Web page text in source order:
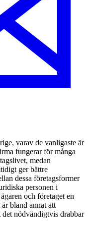
varav de vanligaste är
fungerar för många
medan
ger bättre
dessa företagsformer
personen i
och företaget en
bland annat att
nödvändigtvis drabbar